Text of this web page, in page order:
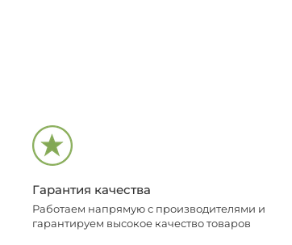
Гарантия качества
Работаем напрямую с производителями и
гарантируем высокое качество товаров